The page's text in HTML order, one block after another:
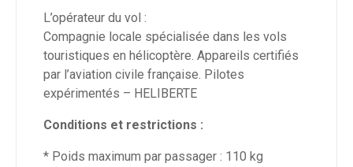
L’opérateur du vol :
Compagnie locale spécialisée dans les vols
touristiques en hélicoptère. Appareils certifiés
par l’aviation civile française. Pilotes
expérimentés – HELIBERTE
Conditions et restrictions :
* Poids maximum par passager : 110 kg